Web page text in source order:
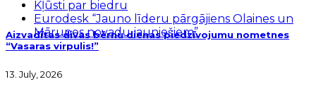
Aizvadītas divas bērnu dienas piedzīvojumu nometnes
“Vasaras virpulis!”
13. July, 2026
Kļūsti par biedru
Eurodesk “Jauno līderu pārgājiens Olaines un
Mārupes novadu jauniešiem”